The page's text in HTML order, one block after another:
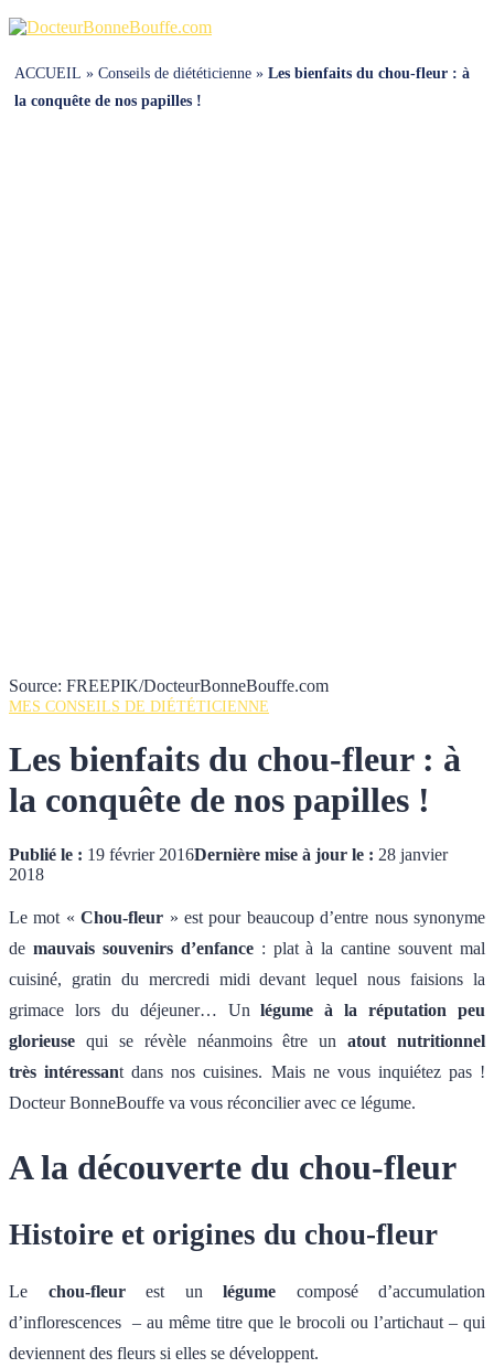
ACCUEIL » Conseils de diététicienne » Les bienfaits du chou-fleur : à
la conquête de nos papilles !
Source: FREEPIK/DocteurBonneBouffe.com
MES CONSEILS DE DIÉTÉTICIENNE
Les bienfaits du chou-fleur : à
la conquête de nos papilles !
Publié le : 19 février 2016Dernière mise à jour le : 28 janvier
2018
Le mot «Chou-fleur » est pour beaucoup d’entre nous synonyme
de mauvais souvenirs d’enfance: plat à la cantine souvent mal
cuisiné, gratin du mercredi midi devant lequel nous faisions la
grimace lors du déjeuner… Unlégume à la réputation peu
glorieuse qui se révèle néanmoins être unatout nutritionnel
très intéressant dans nos cuisines. Mais ne vous inquiétez pas !
Docteur BonneBouffe va vous réconcilier avec ce légume.
A la découverte du chou-fleur
Histoire et origines du chou-fleur
Le chou-fleurest un légume composé d’accumulation
d’inflorescences – au même titre que le brocoli ou l’artichaut – qui
deviennent des fleurs si elles se développent.